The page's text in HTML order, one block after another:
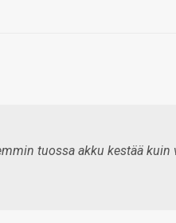
tuossa akku kestää kuin